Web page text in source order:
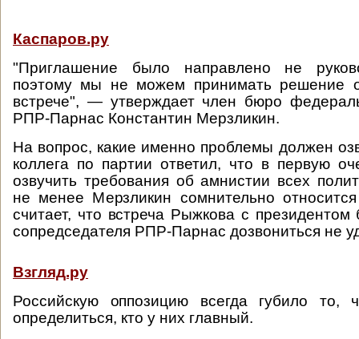
Каспаров.ру
"Приглашение было направлено не
поэтому мы не можем принимать решение
встрече", — утверждает член бюро
РПР-Парнас Константин Мерзликин.
На вопрос, какие именно проблемы должен
коллега по партии ответил, что в первую
озвучить требования об амнистии всех
не менее Мерзликин сомнительно
считает, что встреча Рыжкова с
сопредседателя РПР-Парнас дозвониться не
Взгляд.ру
Российскую оппозицию всегда губило то,
определиться, кто у них главный.